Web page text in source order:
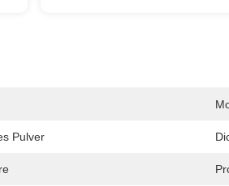
Pulver